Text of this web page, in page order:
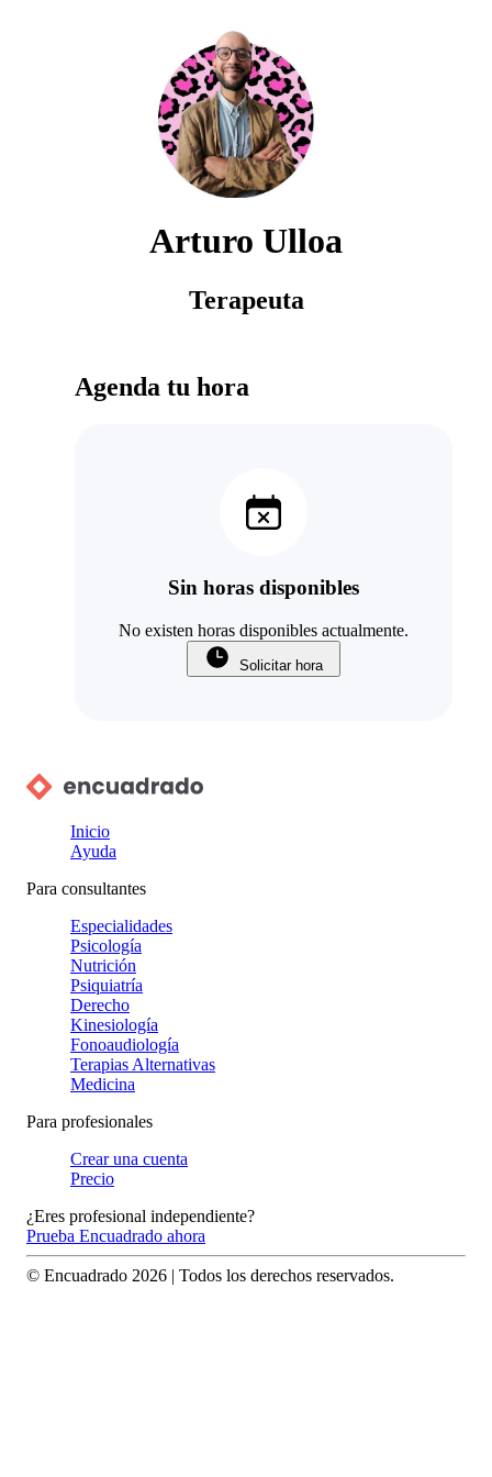
Arturo Ulloa
Terapeuta
Agenda tu hora
Sin horas disponibles
No existen horas disponibles actualmente.
Solicitar hora
Inicio
Ayuda
Para consultantes
Especialidades
Psicología
Nutrición
Psiquiatría
Derecho
Kinesiología
Fonoaudiología
Terapias Alternativas
Medicina
Para profesionales
Crear una cuenta
Precio
¿Eres profesional independiente?
Prueba Encuadrado ahora
© Encuadrado 2026 | Todos los derechos reservados.